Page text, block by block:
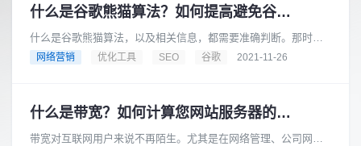
什么是谷歌熊猫算法？如何提高避免谷歌熊猫惩罚
什么是谷歌熊猫算法，以及相关信息，都需要准确判断。那时
候，网站搜索引擎优化会得到效果，必要的主动性。以下文章由
网络营销 优化工具 SEO 谷歌 2021-11-26
什么是带宽？如何计算您网站服务器的带宽？
带宽对互联网用户来说不再陌生。尤其是在网络管理、公司网络